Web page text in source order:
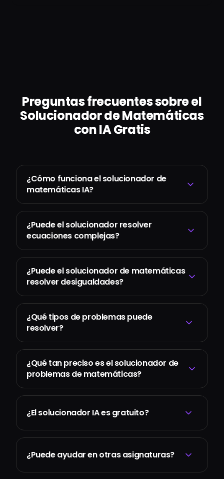
Preguntas frecuentes sobre el
Solucionador de Matemáticas
con IA Gratis
¿Cómo funciona el solucionador de
matemáticas IA?
¿Puede el solucionador resolver
ecuaciones complejas?
¿Puede el solucionador de matemáticas
resolver desigualdades?
¿Qué tipos de problemas puede
resolver?
¿Qué tan preciso es el solucionador de
problemas de matemáticas?
¿El solucionador IA es gratuito?
¿Puede ayudar en otras asignaturas?